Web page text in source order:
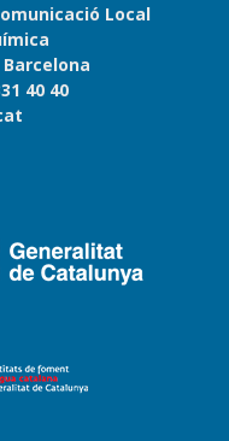
Local
40 40